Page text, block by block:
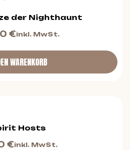
der Nighthaunt
€inkl. MwSt.
WARENKORB
Hosts
€inkl. MwSt.